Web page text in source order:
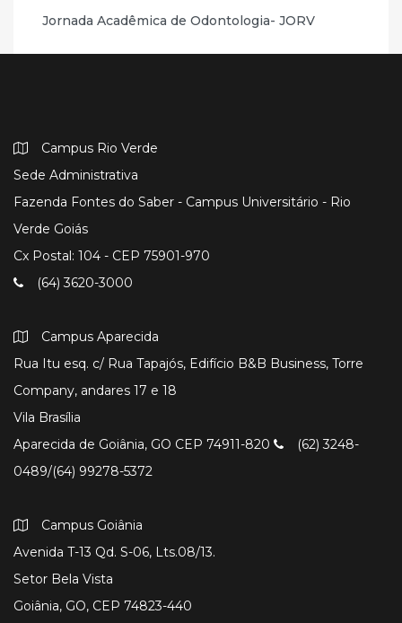
Jornada Acadêmica de Odontologia- JORV
Campus Rio Verde
Sede Administrativa
Fazenda Fontes do Saber - Campus Universitário - Rio
Verde Goiás
Cx Postal: 104 - CEP 75901-970
(64) 3620-3000
Campus Aparecida
Rua Itu esq. c/ Rua Tapajós, Edifício B&B Business, Torre
Company, andares 17 e 18
Vila Brasília
Aparecida de Goiânia, GO CEP 74911-820
(62) 3248-
0489/(64) 99278-5372
Campus Goiânia
Avenida T-13 Qd. S-06, Lts.08/13.
Setor Bela Vista
Goiânia, GO, CEP 74823-440